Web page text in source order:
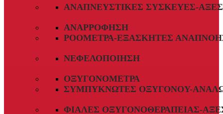
ΑΝΑΠΝΕΥΣΤΙΚΈΣ ΣΥΣΚΕΥΈΣ-
ΑΝΑΡΡΌΦΗΣΗ
ΡΟΌΜΕΤΡΑ-ΕΞΑΣΚΗΤΈΣ
ΝΕΦΕΛΟΠΟΊΗΣΗ
ΟΞΥΓΟΝΌΜΕΤΡΑ
ΣΥΜΠΥΚΝΩΤΈΣ ΟΞΥΓΌΝΟΥ-
ΦΙΆΛΕΣ ΟΞΥΓΟΝΟΘΕΡΑΠΕΊΑΣ-